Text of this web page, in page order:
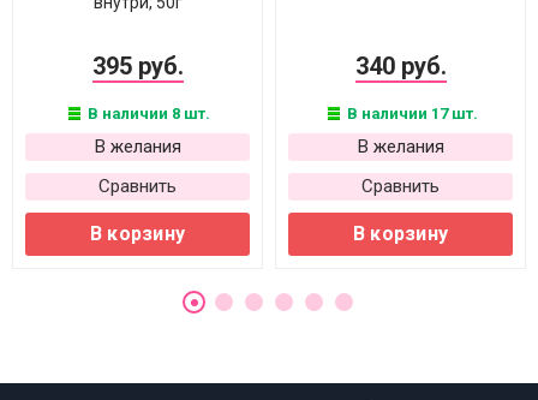
395 руб.
В наличии 8 шт.
В желания
Сравнить
В корзину
340 руб.
В наличии 17 шт.
В желания
Сравнить
В корзину